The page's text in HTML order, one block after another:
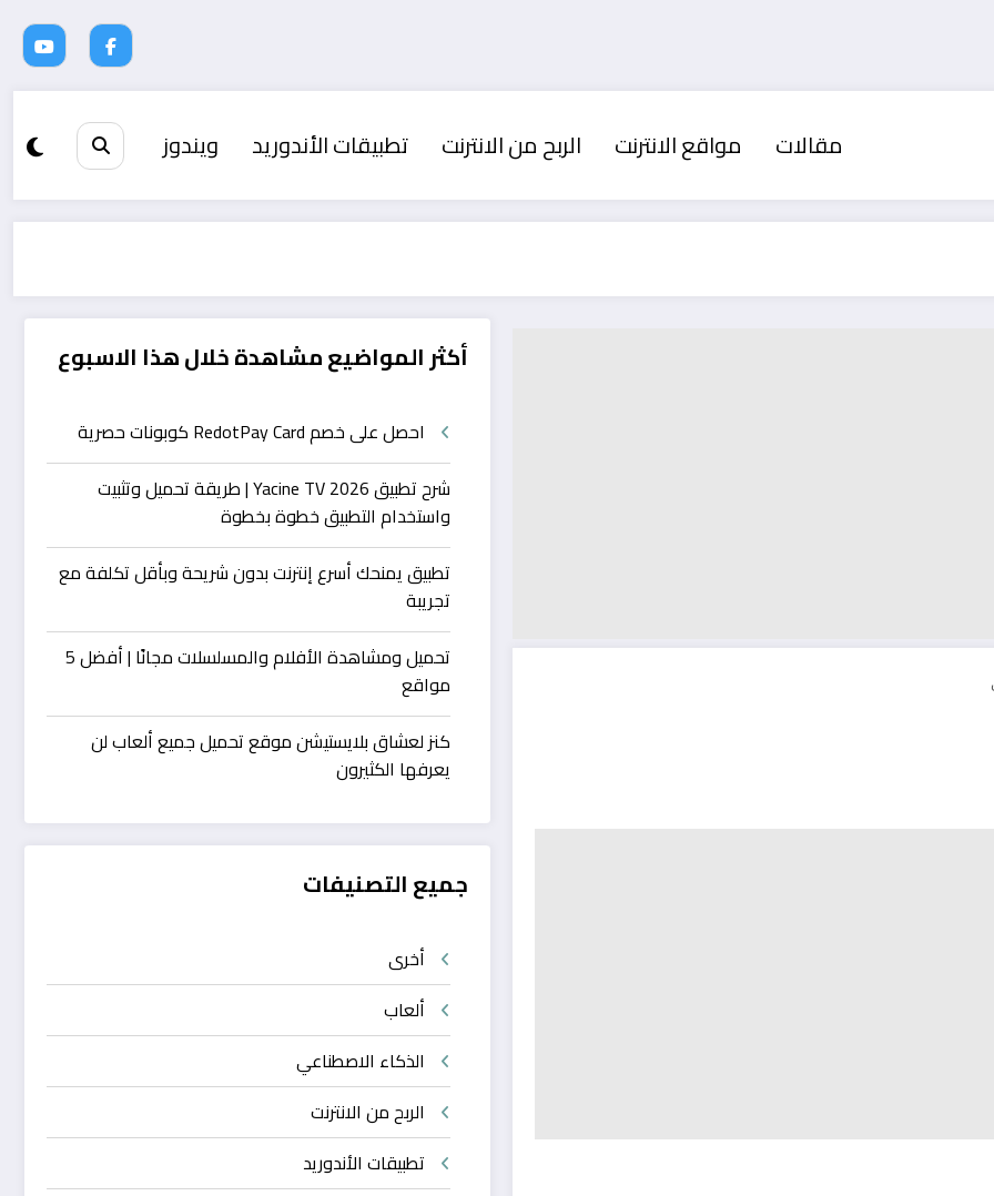
مقالات مواقع الانترنت الربح من الانترنت تطبيقات الأندوريد ويندوز
أكثر المواضيع مشاهدة خلال هذا الاسبوع
احصل على خصم RedotPay Card كوبونات حصرية
شرح تطبيق Yacine TV 2026 | طريقة تحميل وتثبيت
واستخدام التطبيق خطوة بخطوة
تطبيق يمنحك أسرع إنترنت بدون شريحة وبأقل تكلفة مع
تجريبة
تحميل ومشاهدة الأفلام والمسلسلات مجانًا | أفضل 5
مواقع
كنز لعشاق بلايستيشن موقع تحميل جميع ألعاب لن
يعرفها الكثيرون
جميع التصنيفات
أخرى
ألعاب
الذكاء الاصطناعي
الربح من الانترنت
تطبيقات الأندوريد